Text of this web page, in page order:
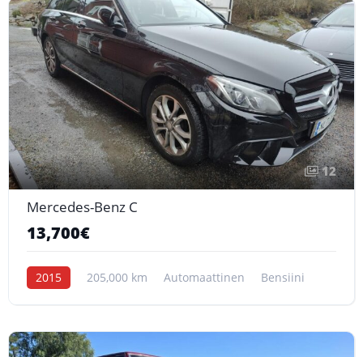
12
Mercedes-Benz C
13,700€
2015 205,000 km Automaattinen Bensiini